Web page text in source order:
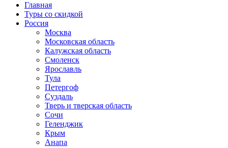
Главная
Туры со скидкой
Россия
Москва
Московская область
Калужская область
Смоленск
Ярославль
Тула
Петергоф
Суздаль
Тверь и тверская область
Сочи
Геленджик
Крым
Анапа